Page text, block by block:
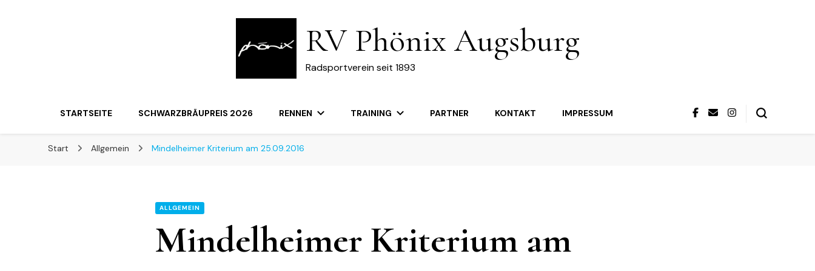
RV Phönix Augsburg
Radsportverein seit 1893
STARTSEITE SCHWARZBRÄUPREIS 2026 RENNEN TRAINING PARTNER KONTAKT IMPRESSUM
Start Allgemein Mindelheimer Kriterium am 25.09.2016
ALLGEMEIN
Mindelheimer Kriterium am